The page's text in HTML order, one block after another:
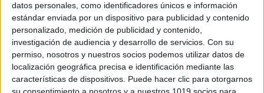
datos personales, como identificadores únicos e información
estándar enviada por un dispositivo para publicidad y contenido
personalizado, medición de publicidad y contenido,
investigación de audiencia y desarrollo de servicios. Con su
permiso, nosotros y nuestros socios podemos utilizar datos de
localización geográfica precisa e identificación mediante las
características de dispositivos. Puede hacer clic para otorgarnos
Interesante infografía Ciclo de
Aprendizaje – Una Propuesta Práctica e